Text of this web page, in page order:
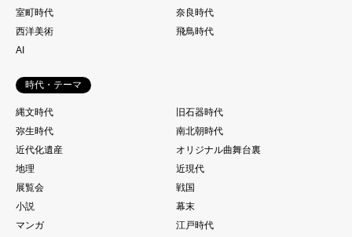
室町時代
奈良時代
西洋美術
飛鳥時代
AI
時代・テーマ
縄文時代
旧石器時代
弥生時代
南北朝時代
近代化遺産
オリジナル曲舞台裏
地理
近現代
展覧会
戦国
小説
幕末
マンガ
江戸時代